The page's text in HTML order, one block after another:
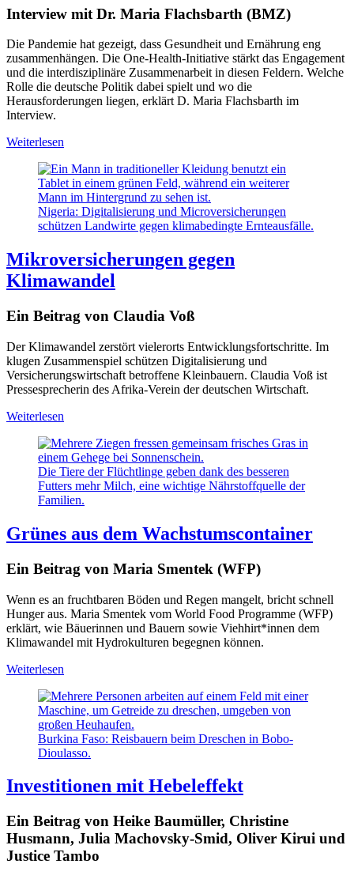
Interview mit Dr. Maria Flachsbarth (BMZ)
Die Pandemie hat gezeigt, dass Gesundheit und Ernährung eng
zusammenhängen. Die One-Health-Initiative stärkt das Engagement
und die interdisziplinäre Zusammenarbeit in diesen Feldern. Welche
Rolle die deutsche Politik dabei spielt und wo die
Herausforderungen liegen, erklärt D. Maria Flachsbarth im
Interview.
Weiterlesen
Nigeria: Digitalisierung und Microversicherungen
schützen Landwirte gegen klimabedingte Ernteausfälle.
Mikroversicherungen gegen
Klimawandel
Ein Beitrag von Claudia Voß
Der Klimawandel zerstört vielerorts Entwicklungsfortschritte. Im
klugen Zusammenspiel schützen Digitalisierung und
Versicherungswirtschaft betroffene Kleinbauern. Claudia Voß ist
Pressesprecherin des Afrika-Verein der deutschen Wirtschaft.
Weiterlesen
Die Tiere der Flüchtlinge geben dank des besseren
Futters mehr Milch, eine wichtige Nährstoffquelle der
Familien.
Grünes aus dem Wachstumscontainer
Ein Beitrag von Maria Smentek (WFP)
Wenn es an fruchtbaren Böden und Regen mangelt, bricht schnell
Hunger aus. Maria Smentek vom World Food Programme (WFP)
erklärt, wie Bäuerinnen und Bauern sowie Viehhirt*innen dem
Klimawandel mit Hydrokulturen begegnen können.
Weiterlesen
Burkina Faso: Reisbauern beim Dreschen in Bobo-
Dioulasso.
Investitionen mit Hebeleffekt
Ein Beitrag von Heike Baumüller, Christine
Husmann, Julia Machovsky-Smid, Oliver Kirui und
Justice Tambo